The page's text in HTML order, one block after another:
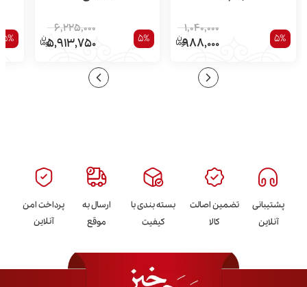
5%
1,040,000
988,000
5%
6,225,000
5,913,750
5%
پشتیبانی
آنلاین
تضمین اصالت
کالا
بسته بندی با
کیفیت
ارسال به
موقع
پرداخت امن
آنلاین